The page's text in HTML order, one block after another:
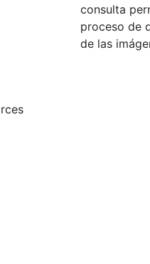
consulta
proceso de
de las